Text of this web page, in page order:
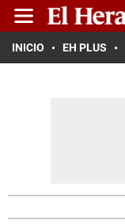
INICIO EH PLUS